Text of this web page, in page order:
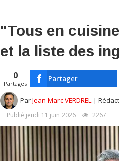
"Tous en
et la liste des
0
Partages
Partager
ParJean-Marc VERDREL |
Publié jeudi 11 juin 2026 2267